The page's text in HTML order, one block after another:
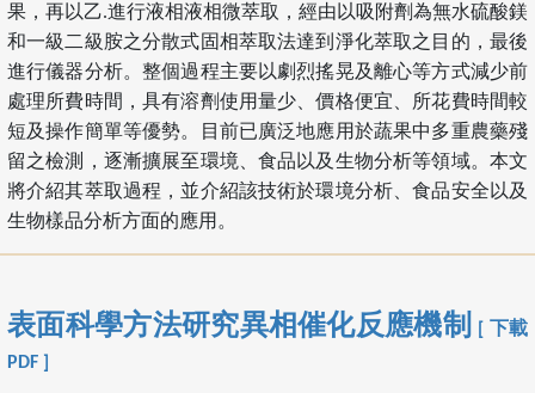
果，再以乙.進行液相液相微萃取，經由以吸附劑為無水硫酸鎂
和一級二級胺之分散式固相萃取法達到淨化萃取之目的，最後
進行儀器分析。整個過程主要以劇烈搖晃及離心等方式減少前
處理所費時間，具有溶劑使用量少、價格便宜、所花費時間較
短及操作簡單等優勢。目前已廣泛地應用於蔬果中多重農藥殘
留之檢測，逐漸擴展至環境、食品以及生物分析等領域。本文
將介紹其萃取過程，並介紹該技術於環境分析、食品安全以及
生物樣品分析方面的應用。
表面科學方法研究異相催化反應機制
[ 下載
PDF ]